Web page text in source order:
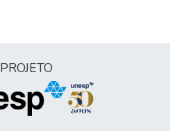
PROJETO